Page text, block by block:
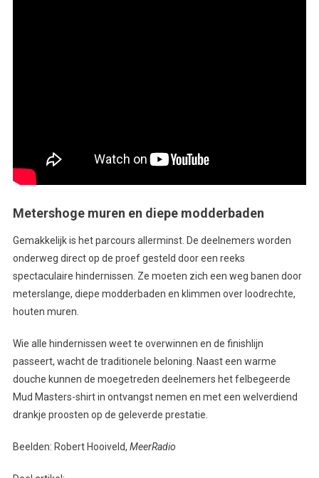
Metershoge muren en diepe modderbaden
Gemakkelijk is het parcours allerminst. De deelnemers worden
onderweg direct op de proef gesteld door een reeks
spectaculaire hindernissen. Ze moeten zich een weg banen door
meterslange, diepe modderbaden en klimmen over loodrechte,
houten muren.
Wie alle hindernissen weet te overwinnen en de finishlijn
passeert, wacht de traditionele beloning. Naast een warme
douche kunnen de moegetreden deelnemers het felbegeerde
Mud Masters-shirt in ontvangst nemen en met een welverdiend
drankje proosten op de geleverde prestatie.
Beelden: Robert Hooiveld, MeerRadio